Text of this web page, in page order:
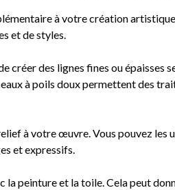
à votre création
et de styles.
créer des lignes fines ou épaisses
à poils doux permettent des
à votre œuvre. Vous pouvez les
et expressifs.
la peinture et la toile. Cela peut